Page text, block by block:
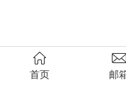
首页 邮